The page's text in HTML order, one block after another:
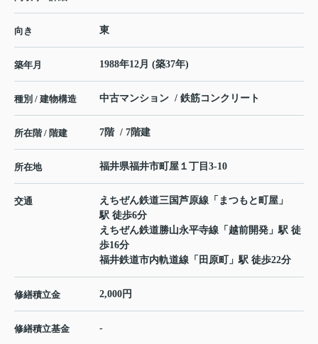
向き 東
築年月 1988年12月 (築37年)
種別 / 建物構造 中古マンション / 鉄筋コンクリート
所在階 / 階建 7階 / 7階建
所在地 福井県福井市町屋 １丁目3-10
交通 えちぜん鉄道三国芦原線 「 まつもと町屋 」
駅 徒歩6分
えちぜん鉄道勝山永平寺線 「 越前開発 」駅 徒
歩16分
福井鉄道市内軌道線 「 田原町 」駅 徒歩22分
修繕積立金 2,000円
修繕積立基金 -